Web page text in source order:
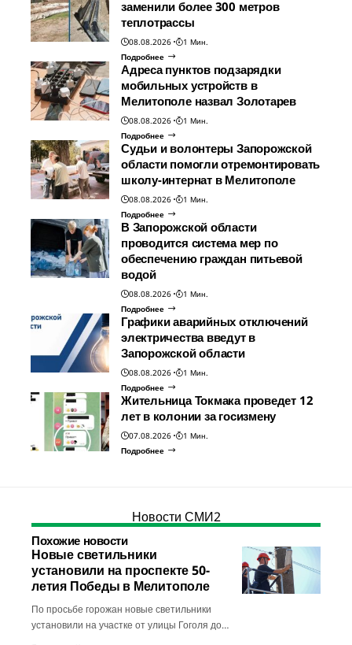
заменили более 300 метров
теплотрассы
08.08.2026
1 Мин.
Подробнее
Адреса пунктов подзарядки
мобильных устройств в
Мелитополе назвал Золотарев
08.08.2026
1 Мин.
Подробнее
Судьи и волонтеры Запорожской
области помогли отремонтировать
школу-интернат в Мелитополе
08.08.2026
1 Мин.
Подробнее
В Запорожской области
проводится система мер по
обеспечению граждан питьевой
водой
08.08.2026
1 Мин.
Подробнее
Графики аварийных отключений
электричества введут в
Запорожской области
08.08.2026
1 Мин.
Подробнее
Жительница Токмака проведет 12
лет в колонии за госизмену
07.08.2026
1 Мин.
Подробнее
Новости СМИ2
Похожие новости
Новые светильники
установили на проспекте 50-
летия Победы в Мелитополе
По просьбе горожан новые светильники
установили на участке от улицы Гоголя до…